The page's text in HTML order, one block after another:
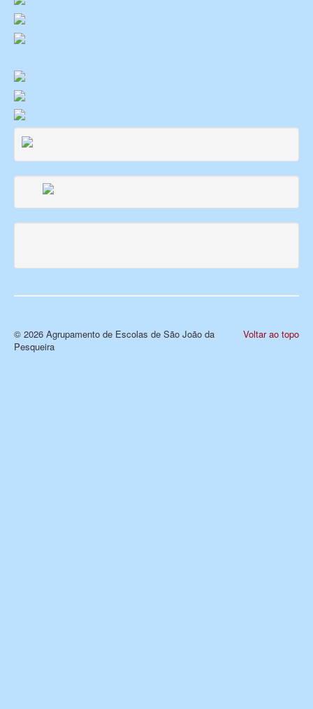
Voltar ao topo
© 2026 Agrupamento de Escolas de São João da
Pesqueira